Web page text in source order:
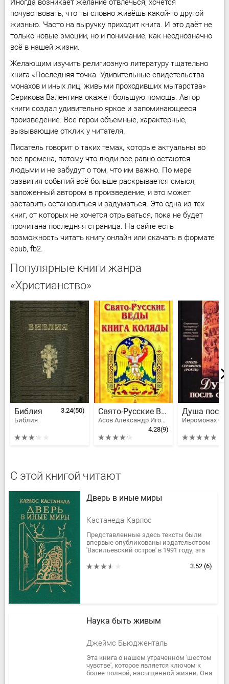
Иногда возникает желание отвлечься, хочется
почувствовать, что ты словно живёшь какой-то другой
жизнью. Часто на выручку приходит книга. И это даёт не
только новые эмоции, но и понимание, как неоднозначно
всё в нашей жизни.
Желающим изучить религиозную литературу тщательно
книга «Последняя точка. Удивительные свидетельства
монахов и иных лиц, живыми проходивших мытарства»
Серикова Валентина окажет большую помощь. Автор
книги создал удивительно яркое и запоминающееся
произведение. Все герои объемные, характерные,
вызывающие отклик у читателя.
Писатель говорит о таких темах, которые актуальны во
все времена, потому что люди все равно остаются
людьми и не забудут о том, что им важно. По мере
развития событий всё больше раскрывается смысл,
заложенный автором в произведение, и это может
заставить остановиться и задуматься. Это одна из тех
книг, от которых не хочется отрываться, пока не будет
прочитана последняя страница. На сайте есть
возможность читать книгу онлайн или скачать в формате
epub, fb2.
Популярные книги жанра
«Христианство»
Библия
Библия
3.24(50) Свято-Русские Веды. Книга Коляды
Асов Александр Игоревич
4.28(9)
С этой книгой читают
Дверь в иные миры
Кастанеда Карлос
Представленные здесь тексты были
впервые опубликованы издательством
'Васильевский остров' в 1991 году, эта
позднему переизданию от...
3.52 (6)
Наука быть живым
Джеймс Бьюдженталь
Эта книга о нашем утраченном 'шестом
чувстве', которое является ключом к
более полной, насыщенной жизни. Она